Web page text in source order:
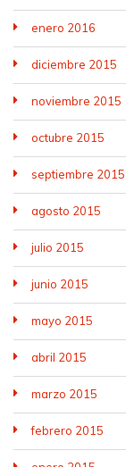
enero 2016
diciembre 2015
noviembre 2015
octubre 2015
septiembre 2015
agosto 2015
julio 2015
junio 2015
mayo 2015
abril 2015
marzo 2015
febrero 2015